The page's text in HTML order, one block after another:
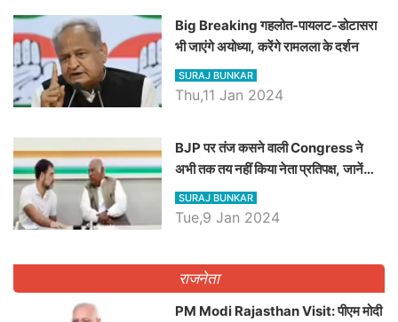
Big Breaking गहलोत-पायलट-डोटासरा
भी जाएंगे अयोध्या, करेंगे रामलला के दर्शन
SURAJ BUNKAR
Thu,11 Jan 2024
BJP पर तंज कसने वाली Congress ने
अभी तक तय नहीं किया नेता प्रतिपक्ष, जानें
कौन होगा दावेदार
SURAJ BUNKAR
Tue,9 Jan 2024
राजनेता
PM Modi Rajasthan Visit: पीएम मोदी